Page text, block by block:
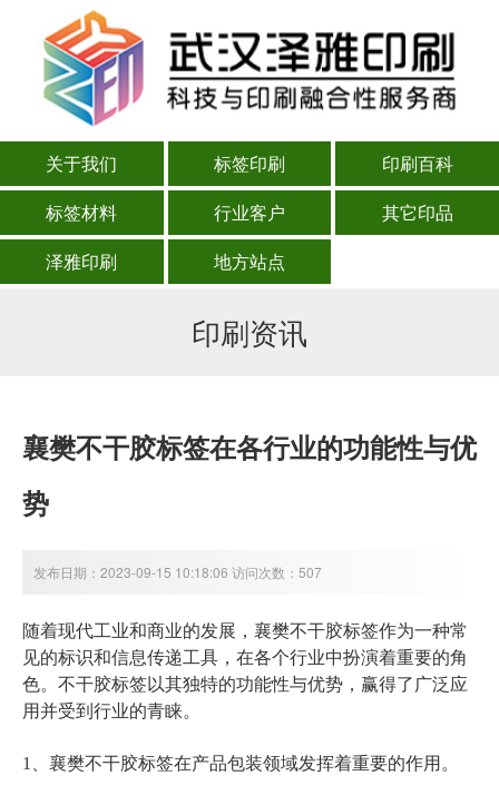
关于我们 标签印刷
印刷百科
标签材料
行业客户
其它印品
泽雅印刷
地方站点
印刷资讯
襄樊不干胶标签在各行业的功能性与优
势
发布日期：2023-09-15 10:18:06 访问次数：507
随着现代工业和商业的发展，襄樊不干胶标签作为一种常
见的标识和信息传递工具，在各个行业中扮演着重要的角
色。不干胶标签以其独特的功能性与优势，赢得了广泛应
用并受到行业的青睐。
1、襄樊不干胶标签在产品包装领域发挥着重要的作用。